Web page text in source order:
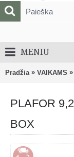
MENIU
Pradžia » VAIKAMS »
PLAFOR
BOX